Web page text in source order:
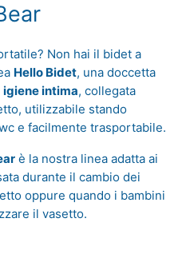
Non hai il bidet a
Hello Bidet, una doccetta
igiene intima, collegata
utilizzabile stando
e facilmente trasportabile.
è la nostra linea adatta ai
durante il cambio dei
oppure quando i bambini
il vasetto.